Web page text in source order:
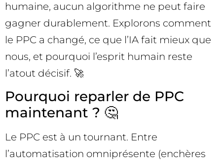
humaine, aucun algorithme ne peut faire
gagner durablement. Explorons comment
le PPC a changé, ce que l’IA fait mieux que
nous, et pourquoi l’esprit humain reste
l’atout décisif. 🚀
Pourquoi reparler de PPC
maintenant ? 🤔
Le PPC est à un tournant. Entre
l’automatisation omniprésente (enchères